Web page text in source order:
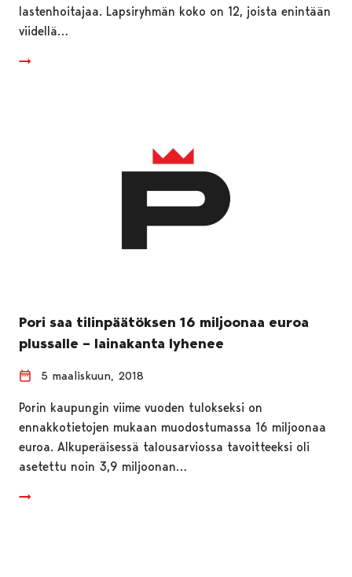
lastenhoitajaa. Lapsiryhmän koko on 12, joista enintään
viidellä…
Pori saa tilinpäätöksen 16 miljoonaa euroa
plussalle – lainakanta lyhenee
5 maaliskuun, 2018
Porin kaupungin viime vuoden tulokseksi on
ennakkotietojen mukaan muodostumassa 16 miljoonaa
euroa. Alkuperäisessä talousarviossa tavoitteeksi oli
asetettu noin 3,9 miljoonan…